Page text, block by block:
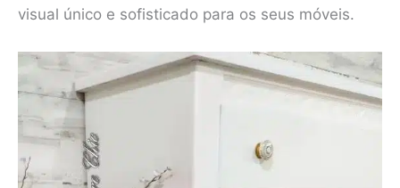
visual único e sofisticado para os seus móveis.